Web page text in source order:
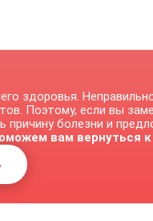
здоровья.
Поэтому, если вы
болезни и
вам вернуться